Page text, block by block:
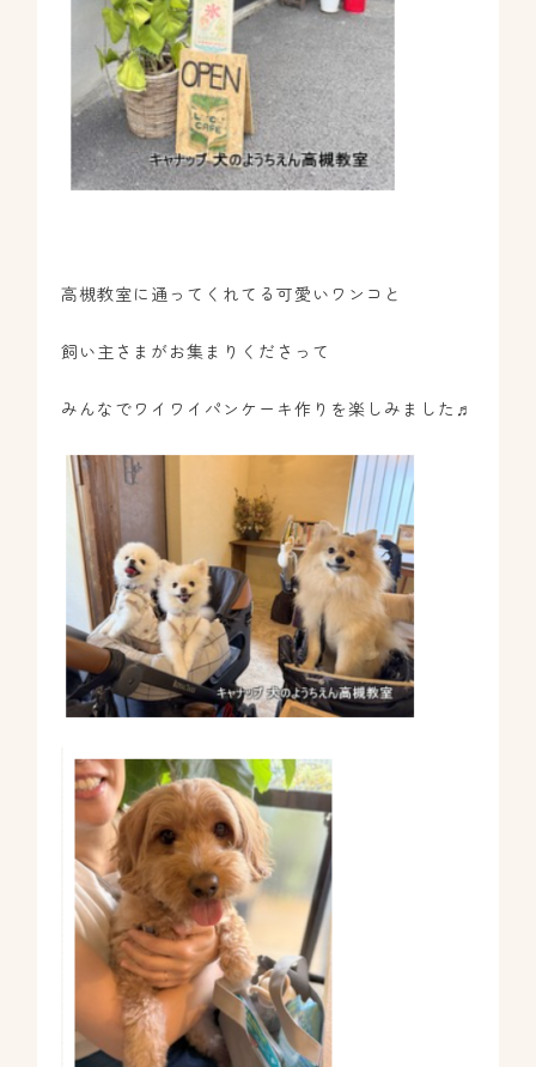
高槻教室に通ってくれてる可愛いワンコと
飼い主さまがお集まりくださって
みんなでワイワイパンケーキ作りを楽しみました♬